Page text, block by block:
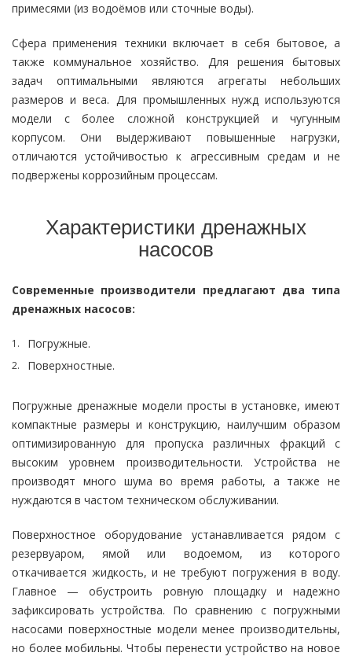
примесями (из водоёмов или сточные воды).
Сфера применения техники включает в себя бытовое, а
также коммунальное хозяйство. Для решения бытовых
задач оптимальными являются агрегаты небольших
размеров и веса. Для промышленных нужд используются
модели с более сложной конструкцией и чугунным
корпусом. Они выдерживают повышенные нагрузки,
отличаются устойчивостью к агрессивным средам и не
подвержены коррозийным процессам.
Характеристики дренажных
насосов
Современные производители предлагают два типа
дренажных насосов:
Погружные.
Поверхностные.
Погружные дренажные модели просты в установке, имеют
компактные размеры и конструкцию, наилучшим образом
оптимизированную для пропуска различных фракций с
высоким уровнем производительности. Устройства не
производят много шума во время работы, а также не
нуждаются в частом техническом обслуживании.
Поверхностное оборудование устанавливается рядом с
резервуаром, ямой или водоемом, из которого
откачивается жидкость, и не требуют погружения в воду.
Главное — обустроить ровную площадку и надежно
зафиксировать устройства. По сравнению с погружными
насосами поверхностные модели менее производительны,
но более мобильны. Чтобы перенести устройство на новое